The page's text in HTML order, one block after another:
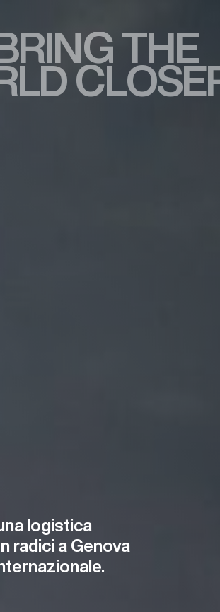
BR N G TH E
LD CLOSE
logistica
radici a Genova